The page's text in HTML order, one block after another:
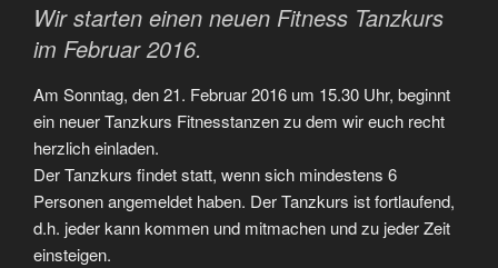
Wir starten einen neuen Fitness Tanzkurs
im Februar 2016.
Am Sonntag, den 21. Februar 2016 um 15.30 Uhr, beginnt
ein neuer Tanzkurs Fitnesstanzen zu dem wir euch recht
herzlich einladen.
Der Tanzkurs findet statt, wenn sich mindestens 6
Personen angemeldet haben. Der Tanzkurs ist fortlaufend,
d.h. jeder kann kommen und mitmachen und zu jeder Zeit
einsteigen.